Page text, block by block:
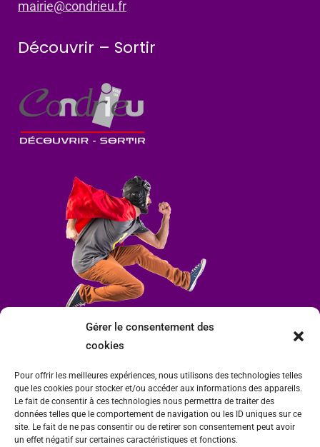
Gérer le consentement des
cookies
Pour offrir les meilleures expériences, nous utilisons des technologies telles
que les cookies pour stocker et/ou accéder aux informations des appareils.
Le fait de consentir à ces technologies nous permettra de traiter des
données telles que le comportement de navigation ou les ID uniques sur ce
site. Le fait de ne pas consentir ou de retirer son consentement peut avoir
un effet négatif sur certaines caractéristiques et fonctions.
mairie@condrieu.fr
Découvrir – Sortir